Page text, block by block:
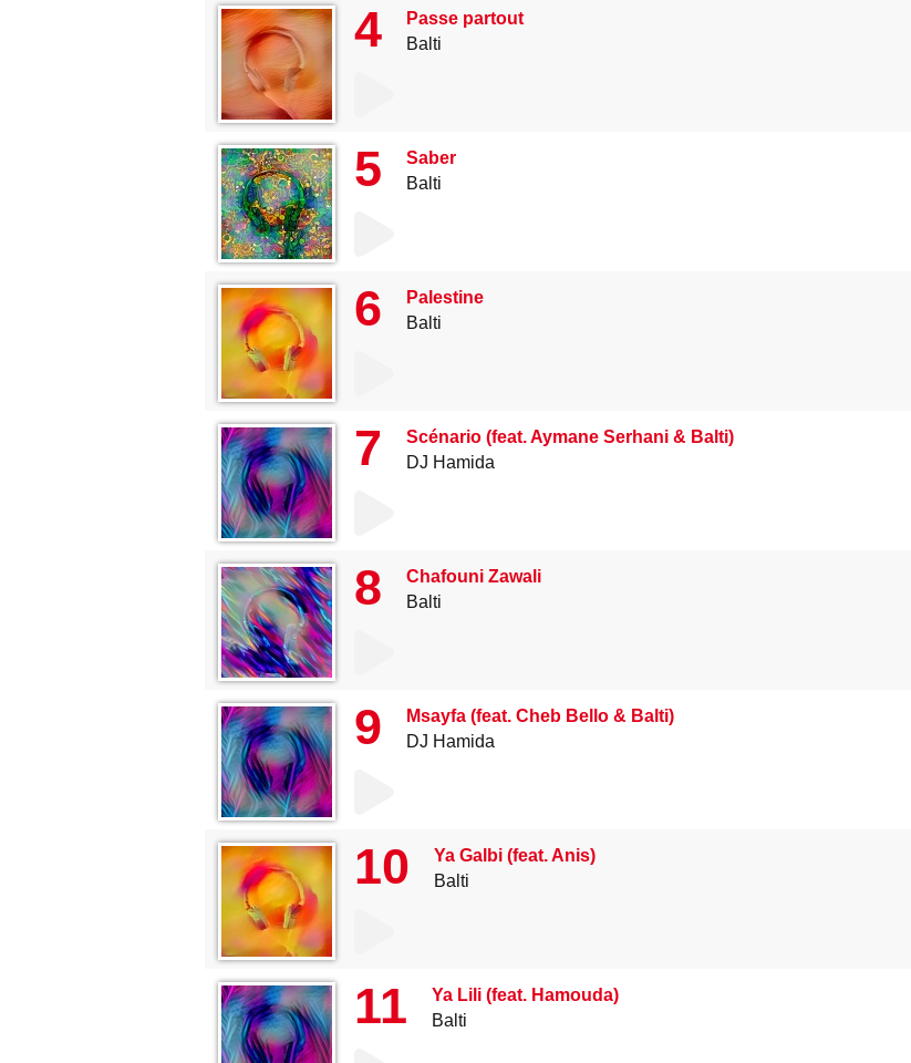
4
Passe partout
Balti
5
Saber
Balti
6
Palestine
Balti
7
Scénario (feat. Aymane Serhani & Balti)
DJ Hamida
8
Chafouni Zawali
Balti
9
Msayfa (feat. Cheb Bello & Balti)
DJ Hamida
10
Ya Galbi (feat. Anis)
Balti
11
Ya Lili (feat. Hamouda)
Balti